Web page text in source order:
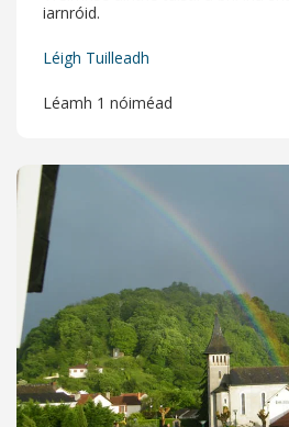
iarnróid.
Léigh Tuilleadh
Léamh 1 nóiméad